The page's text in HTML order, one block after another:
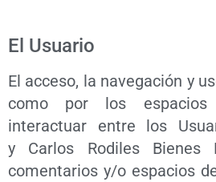
El Usuario
El acceso, la navegación y
como por los espacios
interactuar entre los
y Carlos Rodiles Bienes
comentarios y/o espacios